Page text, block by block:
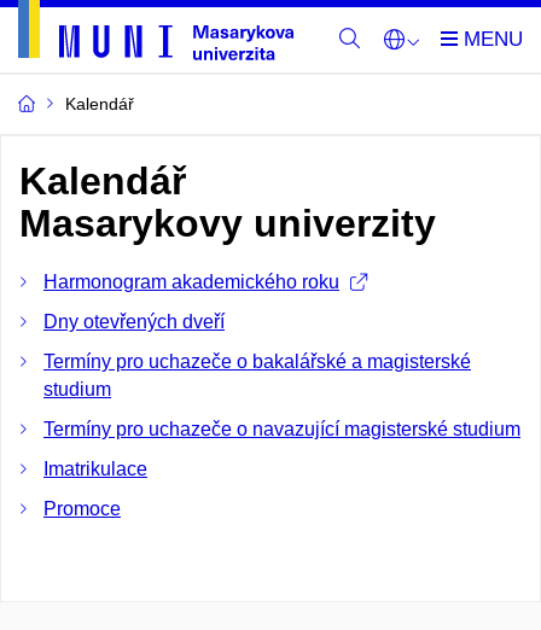
Kalendář
Kalendář
Masarykovy univerzity
Harmonogram akademického roku
Dny otevřených dveří
Termíny pro uchazeče o bakalářské a magisterské
studium
Termíny pro uchazeče o navazující magisterské studium
Imatrikulace
Promoce